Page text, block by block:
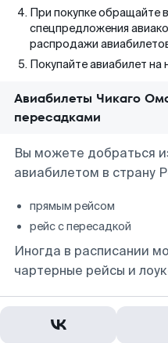
При покупке обращайте
спецпредложения
распродажи
Покупайте авиабилет на
Авиабилеты Чикаго
пересадками
Вы можете добраться
авиабилетом в страну
прямым рейсом
рейс с пересадкой
Иногда в расписании
чартерные рейсы и